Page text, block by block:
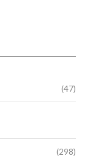
(47)
(298)